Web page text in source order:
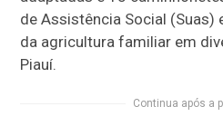
de Assistência Social (Suas)
da agricultura familiar em
Piauí.
Continua após a